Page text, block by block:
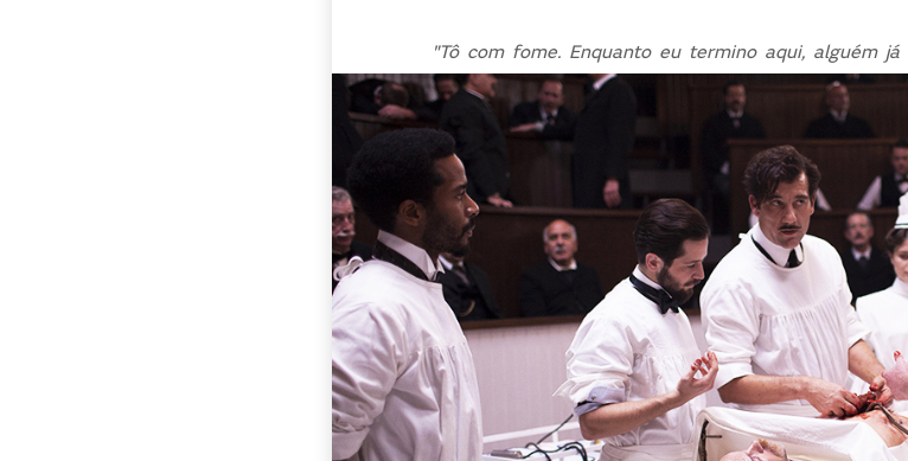
"Tô com fome. Enquanto eu termino aqui, alguém